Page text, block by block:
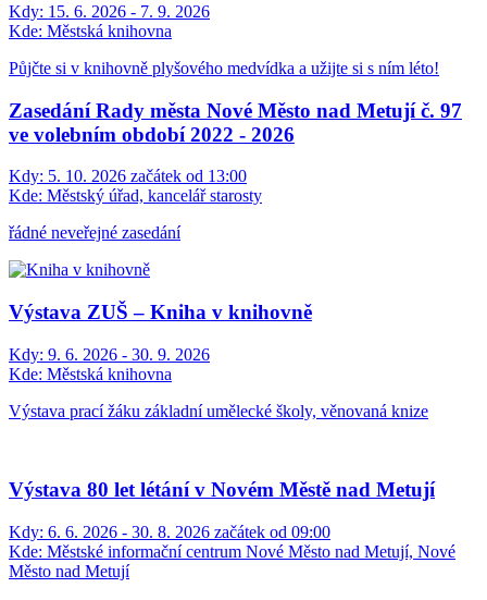
Kdy: 15. 6. 2026 - 7. 9. 2026
Kde: Městská knihovna
Půjčte si v knihovně plyšového medvídka a užijte si s ním léto!
Zasedání Rady města Nové Město nad Metují č. 97
ve volebním období 2022 - 2026
Kdy: 5. 10. 2026 začátek od 13:00
Kde: Městský úřad, kancelář starosty
řádné neveřejné zasedání
Výstava ZUŠ – Kniha v knihovně
Kdy: 9. 6. 2026 - 30. 9. 2026
Kde: Městská knihovna
Výstava prací žáku základní umělecké školy, věnovaná knize
Výstava 80 let létání v Novém Městě nad Metují
Kdy: 6. 6. 2026 - 30. 8. 2026 začátek od 09:00
Kde: Městské informační centrum Nové Město nad Metují, Nové
Město nad Metují